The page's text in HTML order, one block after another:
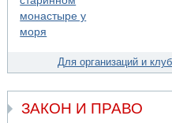
Для организаций и
ЗАКОН И ПРАВО